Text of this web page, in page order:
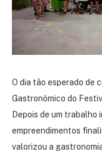
O dia tão esperado de
Gastronômico do
Depois de um
empreendimentos
valorizou a